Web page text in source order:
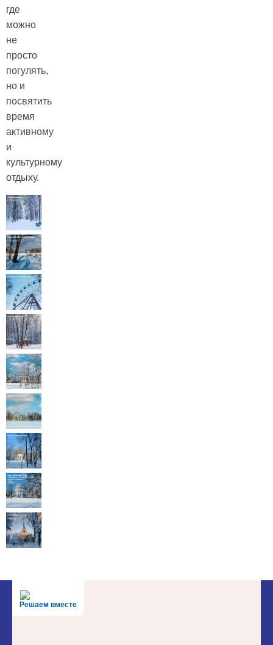
где
можно
не
просто
погулять,
но и
посвятить
время
активному
и
культурному
отдыху.
Решаем вместе